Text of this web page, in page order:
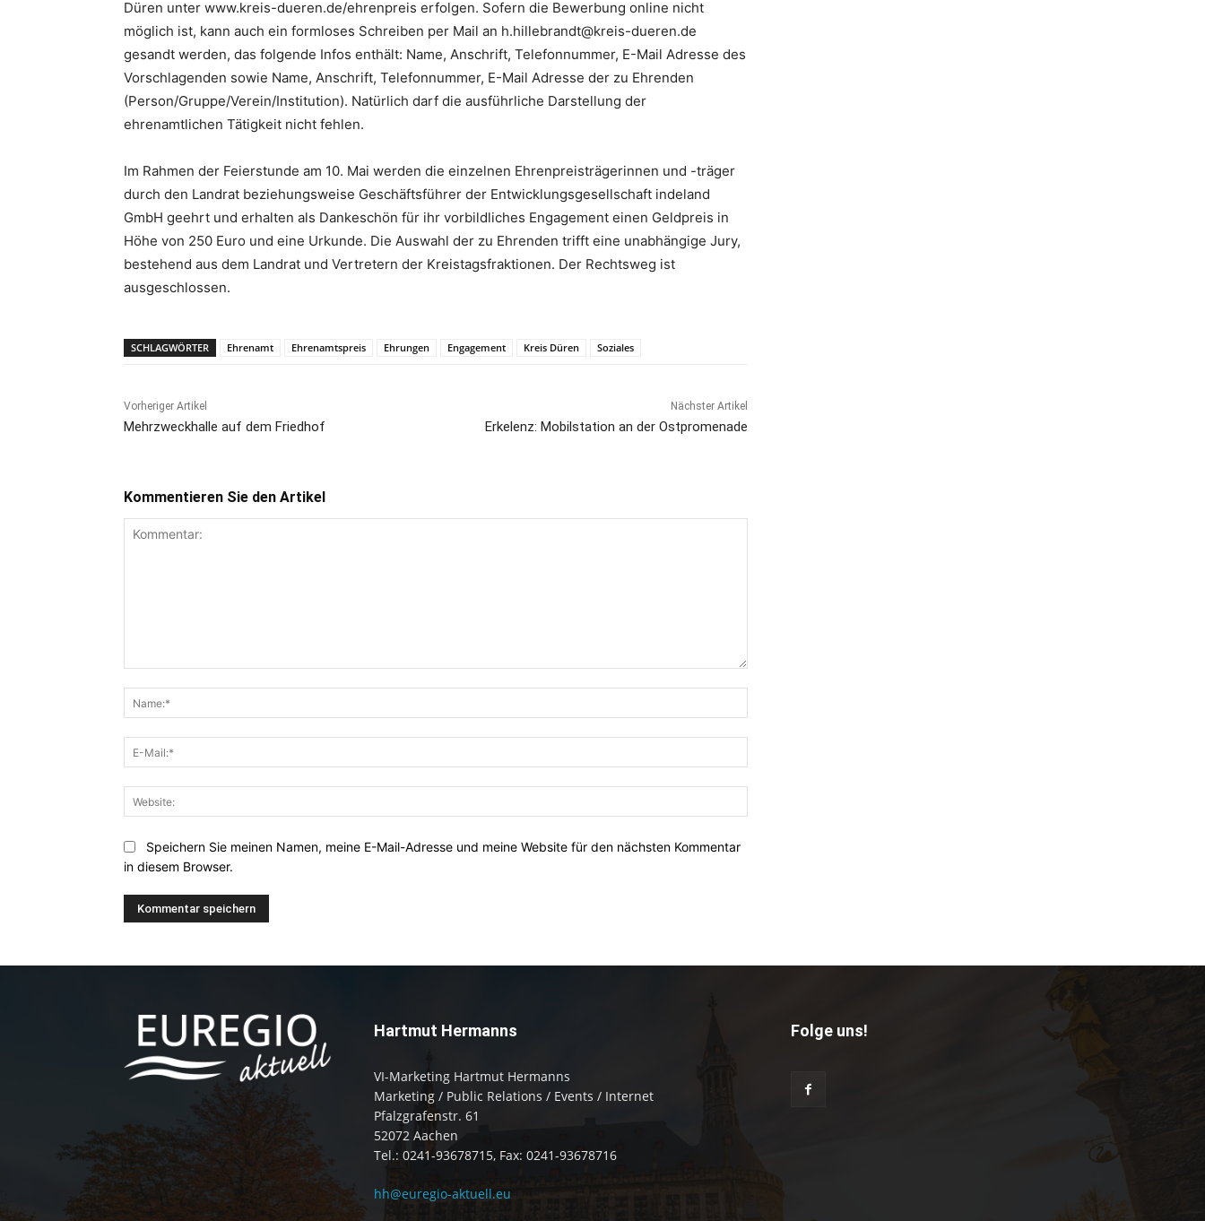
Düren unter www.kreis-dueren.de/ehrenpreis erfolgen. Sofern die Bewerbung online nicht
möglich ist, kann auch ein formloses Schreiben per Mail an h.hillebrandt@kreis-dueren.de
gesandt werden, das folgende Infos enthält: Name, Anschrift, Telefonnummer, E-Mail Adresse des
Vorschlagenden sowie Name, Anschrift, Telefonnummer, E-Mail Adresse der zu Ehrenden
(Person/Gruppe/Verein/Institution). Natürlich darf die ausführliche Darstellung der
ehrenamtlichen Tätigkeit nicht fehlen.
Im Rahmen der Feierstunde am 10. Mai werden die einzelnen Ehrenpreisträgerinnen und -träger
durch den Landrat beziehungsweise Geschäftsführer der Entwicklungsgesellschaft indeland
GmbH geehrt und erhalten als Dankeschön für ihr vorbildliches Engagement einen Geldpreis in
Höhe von 250 Euro und eine Urkunde. Die Auswahl der zu Ehrenden trifft eine unabhängige Jury,
bestehend aus dem Landrat und Vertretern der Kreistagsfraktionen. Der Rechtsweg ist
ausgeschlossen.
SCHLAGWÖRTER Ehrenamt Ehrenamtspreis Ehrungen Engagement Kreis Düren Soziales
Vorheriger Artikel
Mehrzweckhalle auf dem Friedhof
Nächster Artikel
Erkelenz: Mobilstation an der Ostpromenade
Kommentieren Sie den Artikel
Mail:*
Speichern Sie meinen Namen, meine E-Mail-Adresse und meine Website für den nächsten Kommentar
in diesem Browser.
Hartmut Hermanns
VI-Marketing Hartmut Hermanns
Marketing / Public Relations / Events / Internet
Pfalzgrafenstr. 61
52072 Aachen
Tel.: 0241-93678715, Fax: 0241-93678716
hh@euregio-aktuell.eu
Folge uns!